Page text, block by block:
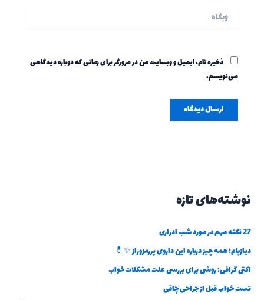
ذخیره نام، ایمیل و وبسایت من در مرورگر برای زمانی که دوباره دیدگاهی
می‌نویسم.
نوشته‌های تازه
27 نکته مهم در مورد شب ادراری
دیازپام؛ همه چیز درباره این داروی پررمزوراز ✨💊
اکتی گرافی: روشی برای بررسی علت مشکلات خواب
تست خواب قبل از جراحی چاقی